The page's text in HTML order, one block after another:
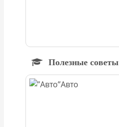
Полезные советы
Авто